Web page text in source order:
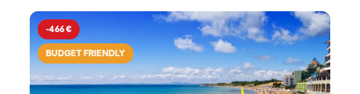
-466 €
BUDGET FRIENDLY